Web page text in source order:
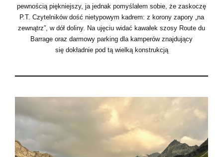
pewnością piękniejszy, ja jednak pomyślałem sobie, że zaskoczę
P.T. Czytelników dość nietypowym kadrem: z korony zapory „na
zewnątrz”, w dół doliny. Na ujęciu widać kawałek szosy Route du
Barrage oraz darmowy parking dla kamperów znajdujący
się dokładnie pod tą wielką konstrukcją